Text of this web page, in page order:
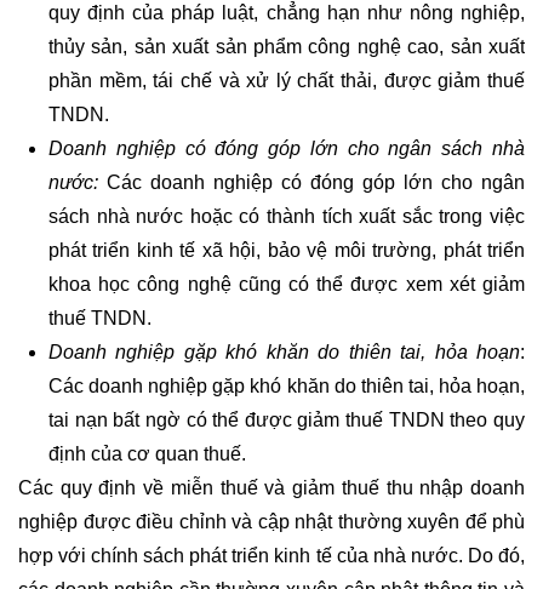
quy định của pháp luật, chẳng hạn như nông nghiệp,
thủy sản, sản xuất sản phẩm công nghệ cao, sản xuất
phần mềm, tái chế và xử lý chất thải, được giảm thuế
TNDN.
Doanh nghiệp có đóng góp lớn cho ngân sách nhà
nước: Các doanh nghiệp có đóng góp lớn cho ngân
sách nhà nước hoặc có thành tích xuất sắc trong việc
phát triển kinh tế xã hội, bảo vệ môi trường, phát triển
khoa học công nghệ cũng có thể được xem xét giảm
thuế TNDN.
Doanh nghiệp gặp khó khăn do thiên tai, hỏa hoạn:
Các doanh nghiệp gặp khó khăn do thiên tai, hỏa hoạn,
tai nạn bất ngờ có thể được giảm thuế TNDN theo quy
định của cơ quan thuế.
Các quy định về miễn thuế và giảm thuế thu nhập doanh
nghiệp được điều chỉnh và cập nhật thường xuyên để phù
hợp với chính sách phát triển kinh tế của nhà nước. Do đó,